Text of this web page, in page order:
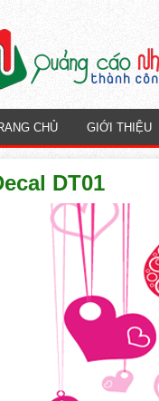
CHỦ GIỚI THIỆU
DT01